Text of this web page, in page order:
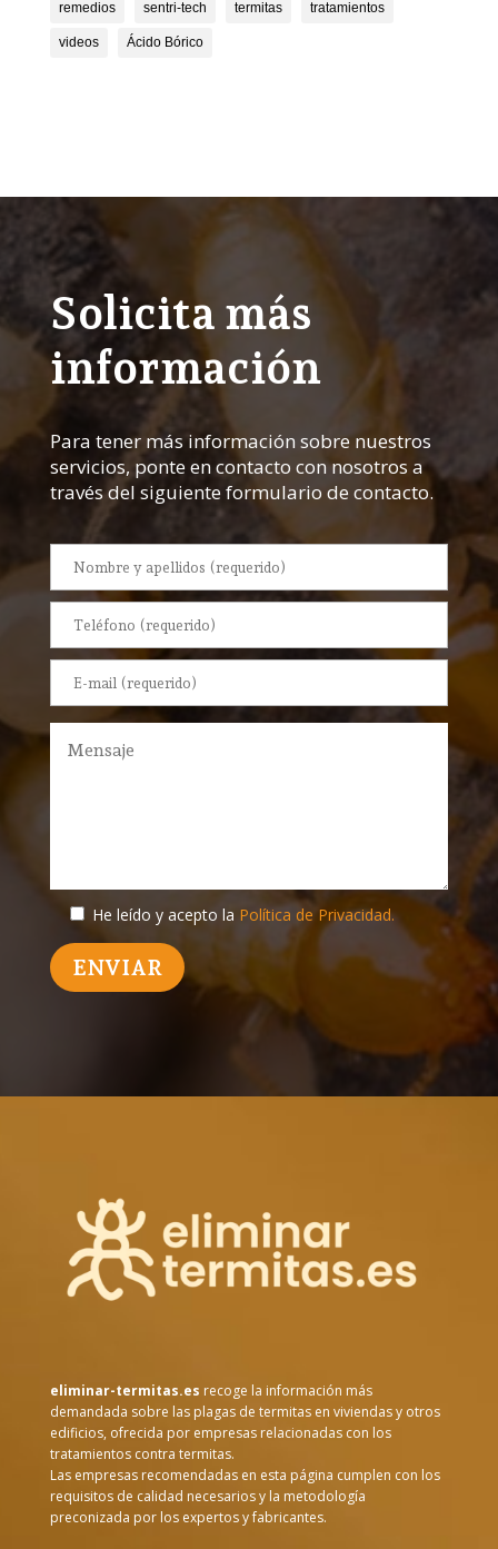
remedios sentri-tech termitas tratamientos
videos Ácido Bórico
Solicita más
información
Para tener más información sobre nuestros
servicios, ponte en contacto con nosotros a
través del siguiente formulario de contacto.
He leído y acepto la Política de Privacidad.
eliminar-termitas.es recoge la información más
demandada sobre las plagas de termitas en viviendas y otros
edificios, ofrecida por empresas relacionadas con los
tratamientos contra termitas.
Las empresas recomendadas en esta página cumplen con los
requisitos de calidad necesarios y la metodología
preconizada por los expertos y fabricantes.